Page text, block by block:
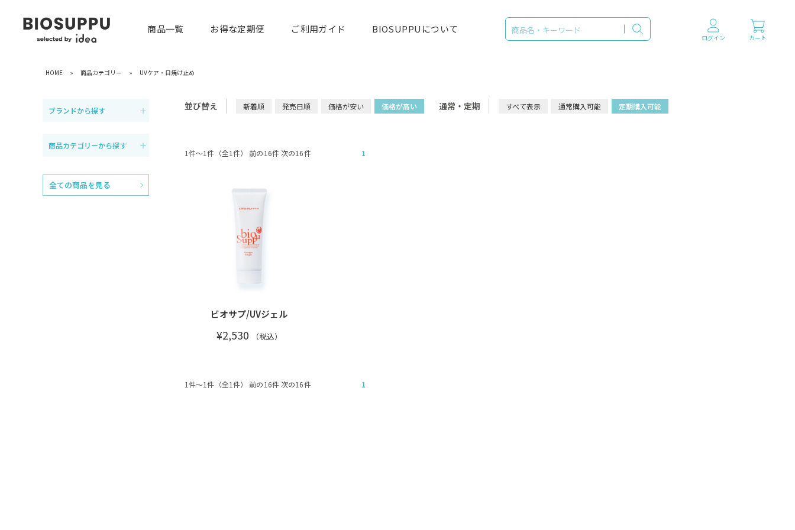
商品一覧 お得な定期便 ご利用ガイド BIOSUPPUについて
ログイン カート
ブランドから探す
商品カテゴリーから探す
全ての商品を見る
HOME » 商品カテゴリー » UVケア・日焼け止め
並び替え 新着順 発売日順 価格が安い 価格が高い 通常・定期 すべて表示 通常購入可能 定期購入可能
1件～1件（全1件） 前の16件 次の16件 1
ビオサプ/UVジェル
¥2,530 （税込）
1件～1件（全1件） 前の16件 次の16件 1